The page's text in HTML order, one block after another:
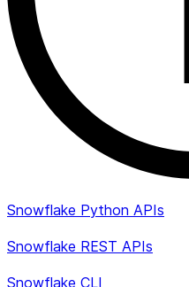
Snowflake Python APIs
Snowflake REST APIs
Snowflake CLI